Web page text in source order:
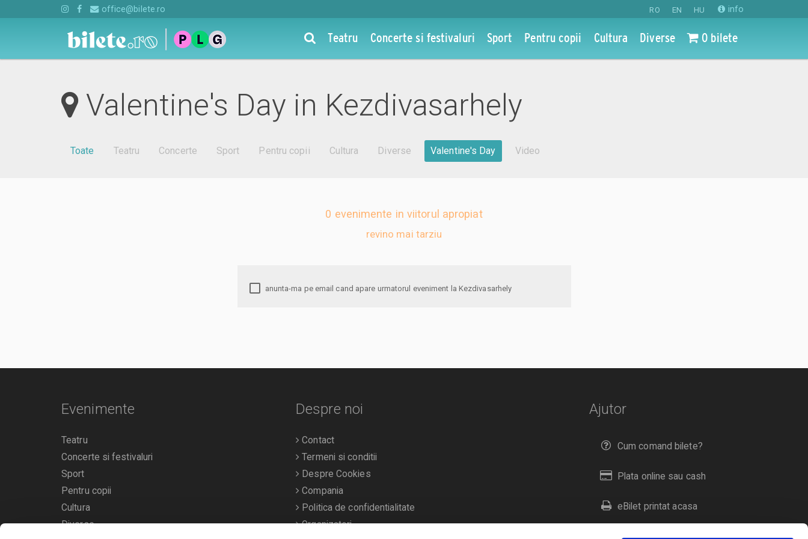
RO EN HU info
office@bilete.ro
Teatru Concerte si festivaluri Sport Pentru copii Cultura Diverse 0 bilete
Valentine's Day in Kezdivasarhely
Toate Teatru Concerte Sport Pentru copii Cultura Diverse Valentine's Day Video
0 evenimente in viitorul apropiat
revino mai tarziu
anunta-ma pe email cand apare urmatorul eveniment la Kezdivasarhely
Ajutor
Cum comand bilete?
Plata online sau cash
eBilet printat acasa
Livrare prin curier
Evenimente
Teatru
Concerte si festivaluri
Sport
Pentru copii
Cultura
Diverse
Despre noi
Contact
Termeni si conditii
Despre Cookies
Compania
Politica de confidentialitate
Organizatori